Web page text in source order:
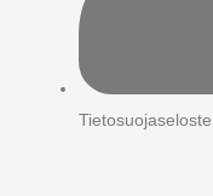
Tietosuojaseloste